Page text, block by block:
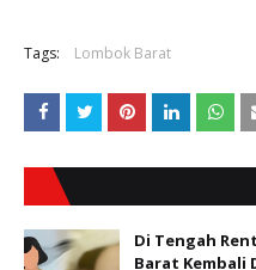
Tags: Lombok Barat
Di Tengah
Barat Kembali